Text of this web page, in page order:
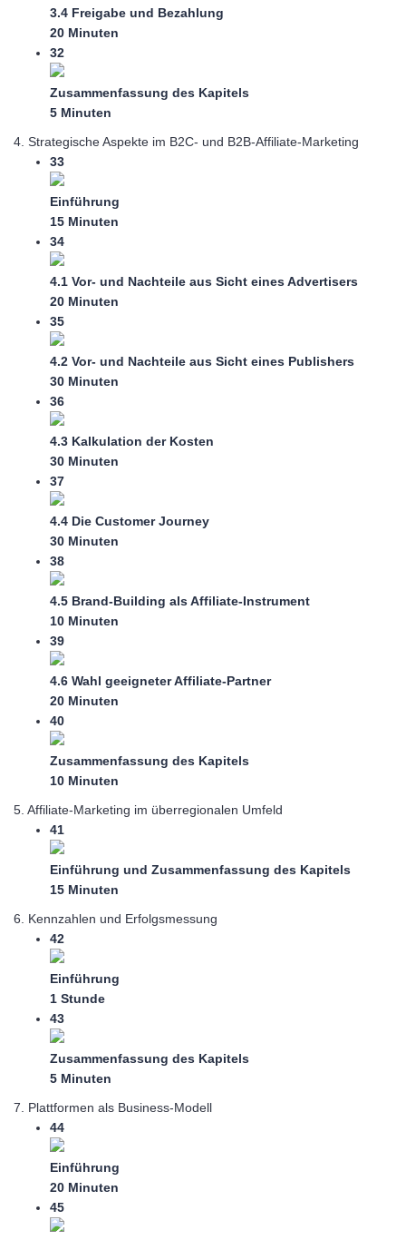
3.4 Freigabe und Bezahlung
20 Minuten
32
Zusammenfassung des Kapitels
5 Minuten
4. Strategische Aspekte im B2C- und B2B-Affiliate-Marketing
33
Einführung
15 Minuten
34
4.1 Vor- und Nachteile aus Sicht eines Advertisers
20 Minuten
35
4.2 Vor- und Nachteile aus Sicht eines Publishers
30 Minuten
36
4.3 Kalkulation der Kosten
30 Minuten
37
4.4 Die Customer Journey
30 Minuten
38
4.5 Brand-Building als Affiliate-Instrument
10 Minuten
39
4.6 Wahl geeigneter Affiliate-Partner
20 Minuten
40
Zusammenfassung des Kapitels
10 Minuten
5. Affiliate-Marketing im überregionalen Umfeld
41
Einführung und Zusammenfassung des Kapitels
15 Minuten
6. Kennzahlen und Erfolgsmessung
42
Einführung
1 Stunde
43
Zusammenfassung des Kapitels
5 Minuten
7. Plattformen als Business-Modell
44
Einführung
20 Minuten
45